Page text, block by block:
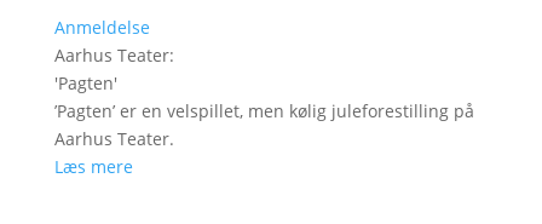
Anmeldelse
Aarhus Teater:
'Pagten'
’Pagten’ er en velspillet, men kølig juleforestilling på
Aarhus Teater.
Læs mere